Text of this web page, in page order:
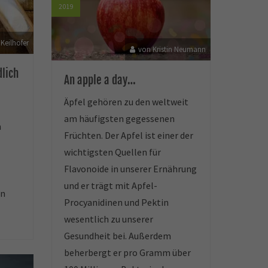
2019
von Kristin Neumann
An apple a day…
Äpfel gehören zu den weltweit
am häufigsten gegessenen
Früchten. Der Apfel ist einer der
wichtigsten Quellen für
Flavonoide in unserer Ernährung
und er trägt mit Apfel-
Procyanidinen und Pektin
wesentlich zu unserer
Gesundheit bei. Außerdem
beherbergt er pro Gramm über